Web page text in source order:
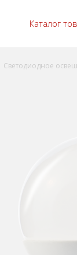
Каталог
Светодиодное